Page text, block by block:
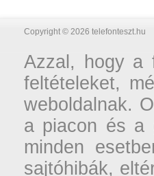
Copyright © 2026 telefonteszt.hu
Azzal, hogy a
feltételeket,
weboldalnak.
a piacon és a
minden
sajtóhibák,